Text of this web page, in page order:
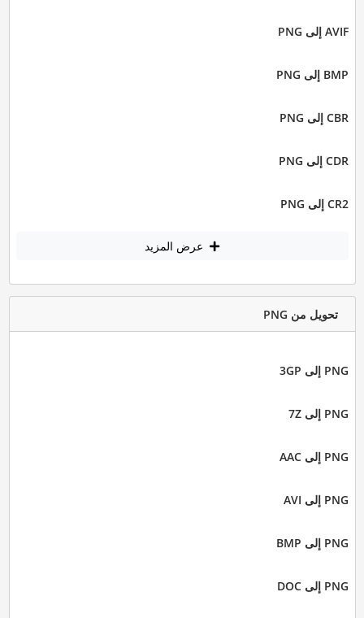
AVIF إلى PNG
BMP إلى PNG
CBR إلى PNG
CDR إلى PNG
CR2 إلى PNG
عرض المزيد
تحويل من PNG
PNG إلى 3GP
PNG إلى 7Z
PNG إلى AAC
PNG إلى AVI
PNG إلى BMP
PNG إلى DOC